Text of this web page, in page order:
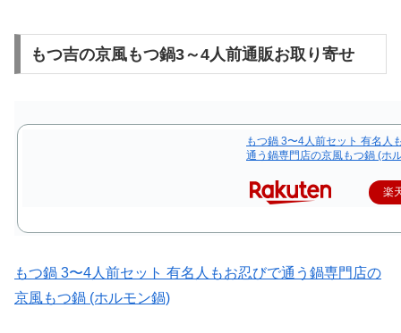
もつ吉の京風もつ鍋3～4人前通販お取り寄せ
もつ鍋 3〜4人前セット 有名人
通う鍋専門店の京風もつ鍋 (ホ
楽
もつ鍋 3〜4人前セット 有名人もお忍びで通う鍋専門店の
京風もつ鍋 (ホルモン鍋)